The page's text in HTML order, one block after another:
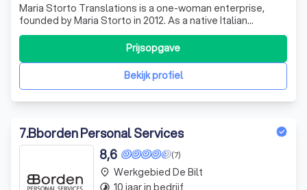
Maria Storto Translations is a one-woman enterprise,
founded by Maria Storto in 2012. As a native Italian
speaker, Maria is a freelance sworn translator with a
Master's degree in specialized translation from the
School of Translation and Interpreting at the University of
Geneva, Switzerland. Now res
Bekijk profiel
Prijsopgave
7.Bborden Personal Services
(7)
8,6
place Werkgebied De Bilt
timelapse 10 jaar in bedrijf